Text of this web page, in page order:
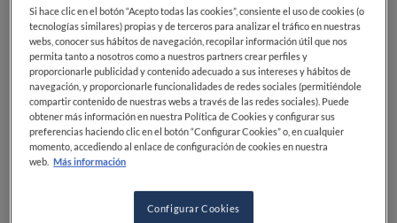
Amana, se perfila como una de las figuras más
prometedoras de la gastronomía costarricense. Con
una década de experiencia en destacadas cadenas
hoteleras y restaurantes del país, ha decidido apostar
por su propio proyecto: Amana, un restaurante que
cofundó.
Si hace clic en el botón “Acepto todas las cookies”, consiente el uso de cookies (o
tecnologías similares) propias y de terceros para analizar el tráfico en nuestras
webs, conocer sus hábitos de navegación, recopilar información útil que nos
permita tanto a nosotros como a nuestros partners crear perfiles y
proporcionarle publicidad y contenido adecuado a sus intereses y hábitos de
navegación, y proporcionarle funcionalidades de redes sociales (permitiéndole
compartir contenido de nuestras webs a través de las redes sociales). Puede
obtener más información en nuestra Política de Cookies y configurar sus
preferencias haciendo clic en el botón “Configurar Cookies” o, en cualquier
momento, accediendo al enlace de configuración de cookies en nuestra
web. Más información
Configurar Cookies